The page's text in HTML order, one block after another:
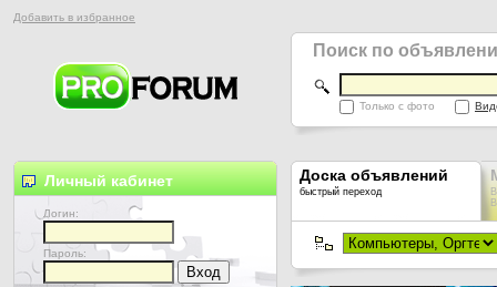
Добавить в избранное
Поиск по
Только с фото
Доска объявлений
быстрый переход
Личный кабинет
Логин:
Пароль: